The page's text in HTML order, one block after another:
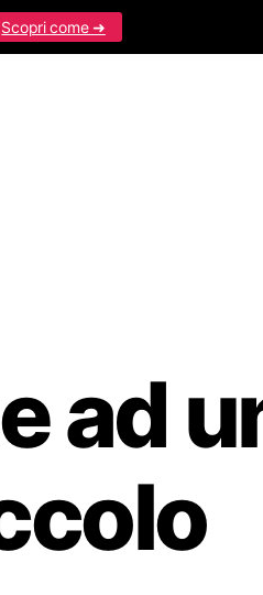
Scopri come ➜
ad